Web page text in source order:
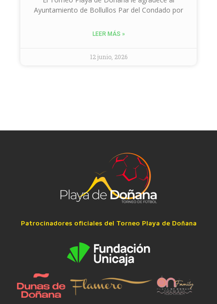
Ayuntamiento de Bollullos Par del Condado por
LEER MÁS »
12 junio, 2026
Patrocinadores oficiales del Torneo Playa de Doñana